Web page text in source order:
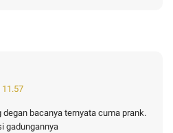
11.57
bacanya ternyata cuma prank.
gadungannya